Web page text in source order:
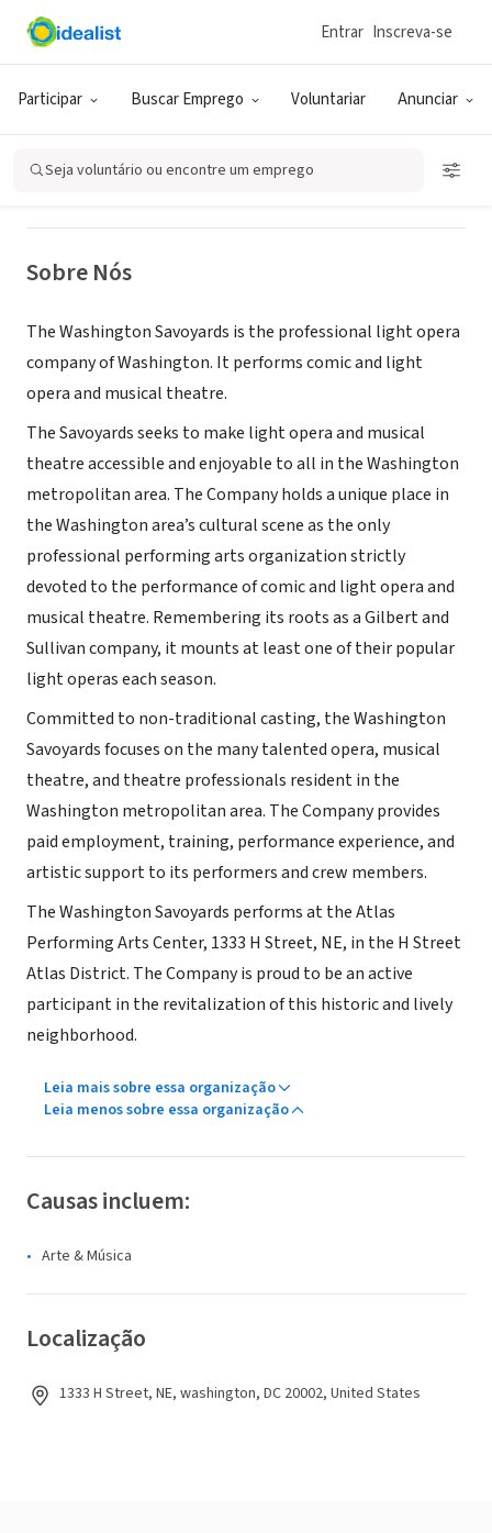
Participar Buscar Emprego Voluntariar Anunciar
Entrar Inscreva-se
Seja voluntário ou encontre um emprego
ONG (SETOR SOCIAL)
Washington Savoyards
Sobre Nós
The Washington Savoyards is the professional light opera
company of Washington. It performs comic and light
opera and musical theatre.
The Savoyards seeks to make light opera and musical
theatre accessible and enjoyable to all in the Washington
metropolitan area. The Company holds a unique place in
the Washington area’s cultural scene as the only
professional performing arts organization strictly
devoted to the performance of comic and light opera and
musical theatre. Remembering its roots as a Gilbert and
Sullivan company, it mounts at least one of their popular
light operas each season.
Committed to non-traditional casting, the Washington
Savoyards focuses on the many talented opera, musical
theatre, and theatre professionals resident in the
Washington metropolitan area. The Company provides
paid employment, training, performance experience, and
artistic support to its performers and crew members.
The Washington Savoyards performs at the Atlas
Performing Arts Center, 1333 H Street, NE, in the H Street
Atlas District. The Company is proud to be an active
participant in the revitalization of this historic and lively
neighborhood.
Leia mais sobre essa organização
Leia menos sobre essa organização
Causas incluem:
Arte & Música
Localização
1333 H Street, NE, washington, DC 20002, United States